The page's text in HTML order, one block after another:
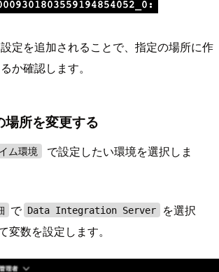
定を追加されることで、指定の場所に作
か確認します。
所を変更する
ム環境
で設定したい環境を選択しま
で Data Integration Server
を選択
変数を設定します。